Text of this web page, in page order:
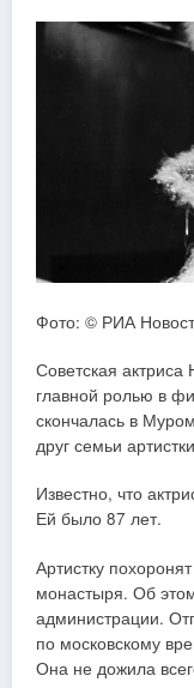
Фото: © РИА
Советская
главной ролью в
скончалась в
друг семьи
Известно, что
Ей было 87 лет.
Артистку
монастыря. Об
администрации.
по московскому
Она не дожила